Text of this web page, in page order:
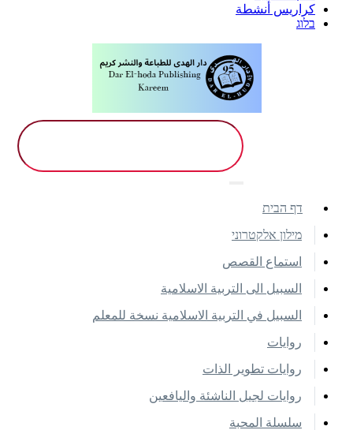
كراريس أنشطة
בלוג
דף הבית
מילון אלקטרוני
استماع القصص
السبيل الى التربية الاسلامية
السبيل في التربية الاسلامية نسخة للمعلم
روايات
روايات تطوير الذات
روايات لجيل الناشئة واليافعين
سلسلة المحبة